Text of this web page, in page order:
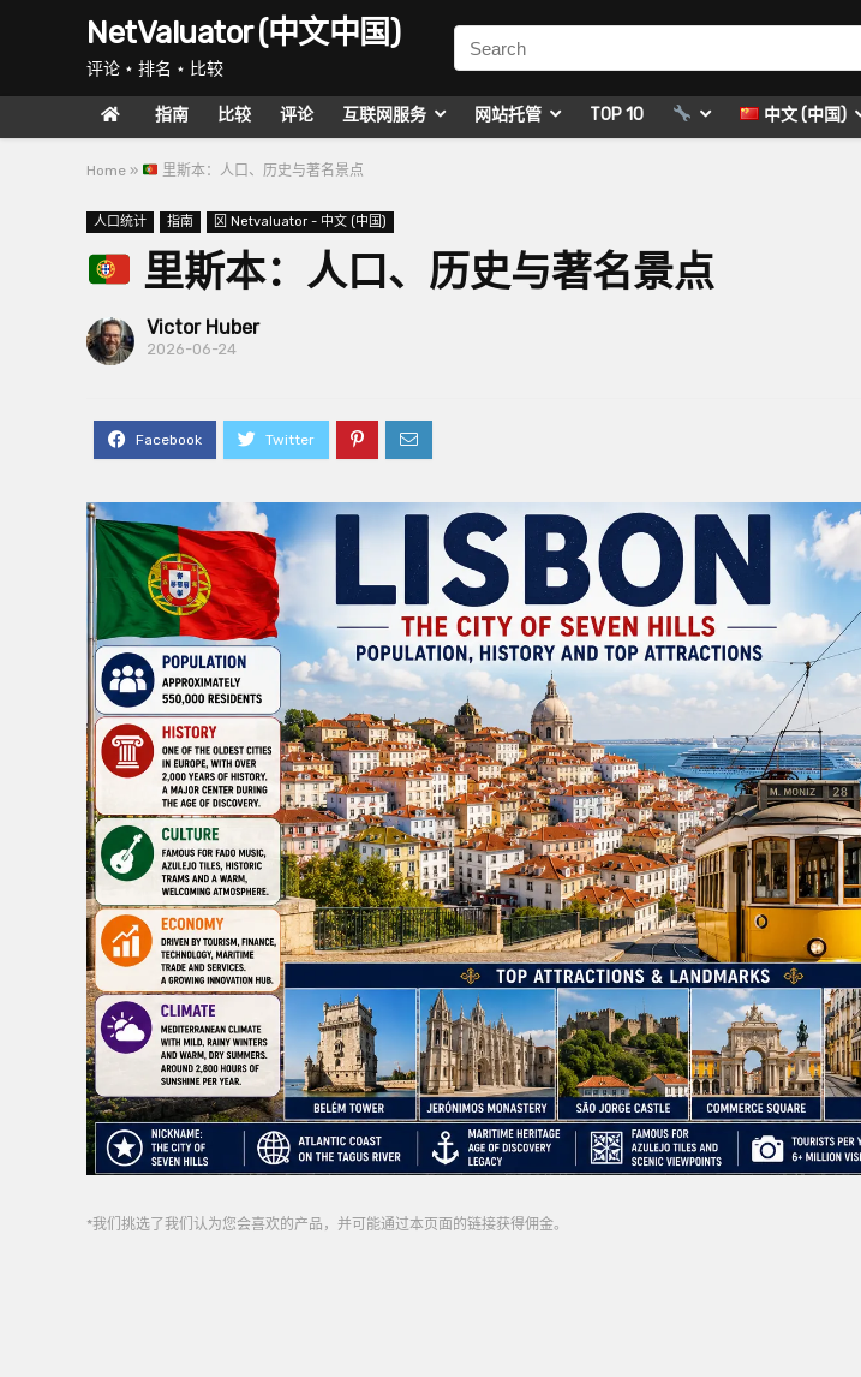
NetValuator (中文中国)
评论 ⋆ 排名 ⋆ 比较
指南 比较 评论 互联网服务 网站托管 TOP 10 中文 (中国)
Home » 里斯本：人口、历史与著名景点
人口统计 指南 龱 Netvaluator - 中文 (中国)
里斯本：人口、历史与著名景点
Victor Huber
2026-06-24
*我们挑选了我们认为您会喜欢的产品，并可能通过本页面的链接获得佣金。